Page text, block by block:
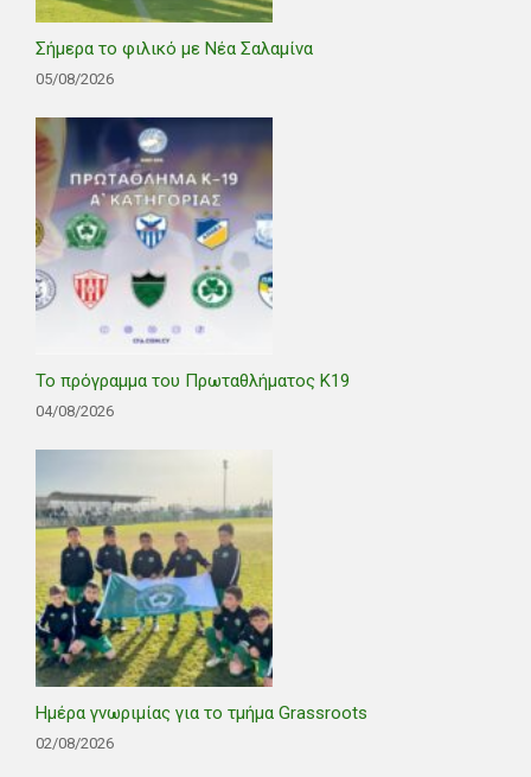
Σήμερα το φιλικό με Νέα Σαλαμίνα
05/08/2026
Το πρόγραμμα του Πρωταθλήματος Κ19
04/08/2026
Ημέρα γνωριμίας για το τμήμα Grassroots
02/08/2026